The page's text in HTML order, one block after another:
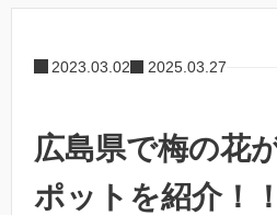
2023.03.02 2025.03.27
広島県で梅の花
ポットを紹介！！